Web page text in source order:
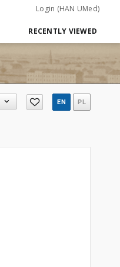
Login (HAN UMed)
RECENTLY VIEWED
EN PL